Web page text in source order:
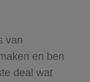
van
en ben
deal wat